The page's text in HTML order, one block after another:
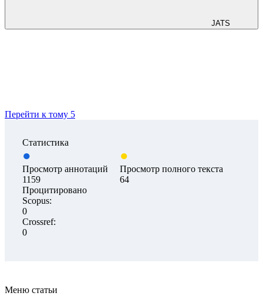
JATS
Перейти к тому 5
Статистика
Просмотр аннотаций
1159
Просмотр полного текста
64
Процитировано
Scopus:
0
Crossref:
0
Меню статьи